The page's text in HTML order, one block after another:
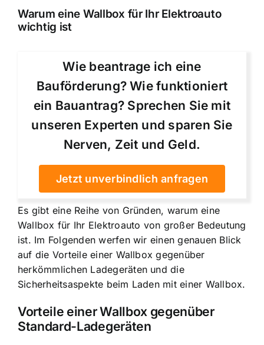
Warum eine Wallbox für Ihr Elektroauto
wichtig ist
Wie beantrage ich eine
Bauförderung? Wie funktioniert
ein Bauantrag? Sprechen Sie mit
unseren Experten und sparen Sie
Nerven, Zeit und Geld.
Jetzt unverbindlich anfragen
Es gibt eine Reihe von Gründen, warum eine
Wallbox für Ihr Elektroauto von großer Bedeutung
ist. Im Folgenden werfen wir einen genauen Blick
auf die Vorteile einer Wallbox gegenüber
herkömmlichen Ladegeräten und die
Sicherheitsaspekte beim Laden mit einer Wallbox.
Vorteile einer Wallbox gegenüber
Standard-Ladegeräten